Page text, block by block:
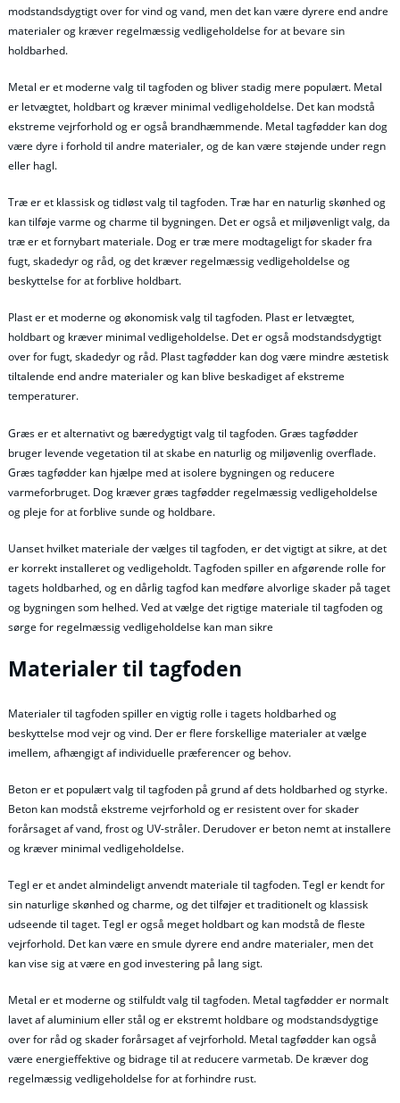
modstandsdygtigt over for vind og vand, men det kan være dyrere end andre
materialer og kræver regelmæssig vedligeholdelse for at bevare sin
holdbarhed.
Metal er et moderne valg til tagfoden og bliver stadig mere populært. Metal
er letvægtet, holdbart og kræver minimal vedligeholdelse. Det kan modstå
ekstreme vejrforhold og er også brandhæmmende. Metal tagfødder kan dog
være dyre i forhold til andre materialer, og de kan være støjende under regn
eller hagl.
Træ er et klassisk og tidløst valg til tagfoden. Træ har en naturlig skønhed og
kan tilføje varme og charme til bygningen. Det er også et miljøvenligt valg, da
træ er et fornybart materiale. Dog er træ mere modtageligt for skader fra
fugt, skadedyr og råd, og det kræver regelmæssig vedligeholdelse og
beskyttelse for at forblive holdbart.
Plast er et moderne og økonomisk valg til tagfoden. Plast er letvægtet,
holdbart og kræver minimal vedligeholdelse. Det er også modstandsdygtigt
over for fugt, skadedyr og råd. Plast tagfødder kan dog være mindre æstetisk
tiltalende end andre materialer og kan blive beskadiget af ekstreme
temperaturer.
Græs er et alternativt og bæredygtigt valg til tagfoden. Græs tagfødder
bruger levende vegetation til at skabe en naturlig og miljøvenlig overflade.
Græs tagfødder kan hjælpe med at isolere bygningen og reducere
varmeforbruget. Dog kræver græs tagfødder regelmæssig vedligeholdelse
og pleje for at forblive sunde og holdbare.
Uanset hvilket materiale der vælges til tagfoden, er det vigtigt at sikre, at det
er korrekt installeret og vedligeholdt. Tagfoden spiller en afgørende rolle for
tagets holdbarhed, og en dårlig tagfod kan medføre alvorlige skader på taget
og bygningen som helhed. Ved at vælge det rigtige materiale til tagfoden og
sørge for regelmæssig vedligeholdelse kan man sikre
Materialer til tagfoden
Materialer til tagfoden spiller en vigtig rolle i tagets holdbarhed og
beskyttelse mod vejr og vind. Der er flere forskellige materialer at vælge
imellem, afhængigt af individuelle præferencer og behov.
Beton er et populært valg til tagfoden på grund af dets holdbarhed og styrke.
Beton kan modstå ekstreme vejrforhold og er resistent over for skader
forårsaget af vand, frost og UV-stråler. Derudover er beton nemt at installere
og kræver minimal vedligeholdelse.
Tegl er et andet almindeligt anvendt materiale til tagfoden. Tegl er kendt for
sin naturlige skønhed og charme, og det tilføjer et traditionelt og klassisk
udseende til taget. Tegl er også meget holdbart og kan modstå de fleste
vejrforhold. Det kan være en smule dyrere end andre materialer, men det
kan vise sig at være en god investering på lang sigt.
Metal er et moderne og stilfuldt valg til tagfoden. Metal tagfødder er normalt
lavet af aluminium eller stål og er ekstremt holdbare og modstandsdygtige
over for råd og skader forårsaget af vejrforhold. Metal tagfødder kan også
være energieffektive og bidrage til at reducere varmetab. De kræver dog
regelmæssig vedligeholdelse for at forhindre rust.